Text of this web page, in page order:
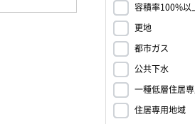
容積率100%以
更地
都市ガス
公共下水
一種低層住居
住居専用地域